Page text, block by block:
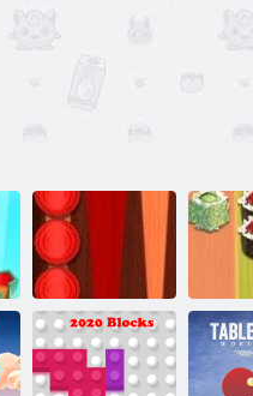
Backgammon
Classic